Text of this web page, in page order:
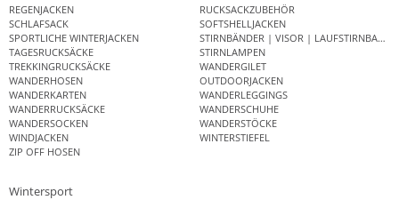
REGENJACKEN
RUCKSACKZUBEHÖR
SCHLAFSACK
SOFTSHELLJACKEN
SPORTLICHE WINTERJACKEN
STIRNBÄNDER | VISOR | LAUFSTIRNBAND
TAGESRUCKSÄCKE
STIRNLAMPEN
TREKKINGRUCKSÄCKE
WANDERGILET
WANDERHOSEN
OUTDOORJACKEN
WANDERKARTEN
WANDERLEGGINGS
WANDERRUCKSÄCKE
WANDERSCHUHE
WANDERSOCKEN
WANDERSTÖCKE
WINDJACKEN
WINTERSTIEFEL
ZIP OFF HOSEN
Wintersport